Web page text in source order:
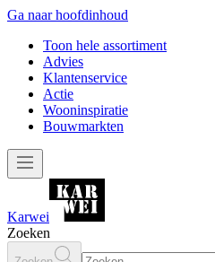
Ga naar hoofdinhoud
Toon hele assortiment
Advies
Klantenservice
Actie
Wooninspiratie
Bouwmarkten
Karwei
Zoeken